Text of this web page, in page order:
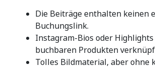
Die Beiträge enthalten keinen
Buchungslink.
Instagram-Bios oder
buchbaren Produkten
Tolles Bildmaterial, aber ohne